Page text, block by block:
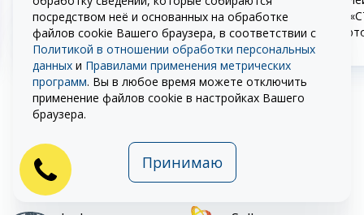
Автомобиль»
компании
М»
Смотреть все спецпредложения
Другие популярные марки
посредством неё и основанных на обработке
файлов cookie Вашего браузера, в соответствии с
Политикой в отношении обработки персональных
данных и Правилами применения метрических
программ. Вы в любое время можете отключить
применение файлов cookie в настройках Вашего
браузера.
Принимаю